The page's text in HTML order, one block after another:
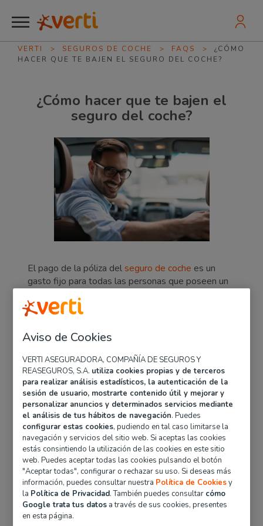
VERTI > SEGUROS DE COCHE > FAQS >
¿CÓMO
HACER QUE TE BAJEN EL SEGURO DEL COCHE?
¿Cómo hacer que te bajen el
seguro del coche?
El pago de la póliza delseguro de coche es un
gasto fijo para todas las personas que poseen un
trucos que permiten reducir su precio y dar un
respiro al presupuesto familiar. ¿Quieres saber
cómo hacer que te bajen el seguro del coche?
Entonces sigue leyendo, ¡aquí te lo contamos todo!
Trucos para conseguir
que te bajen el seguro
del coche
A continuación, te mencionamos algunos de los
trucos que puedes utilizar para bajar el precio del
seguro del coche:
Compara los precios que
Aviso de Cookies
VERTI ASEGURADORA, COMPAÑÍA DE SEGUROS Y
REASEGUROS, S.A. utiliza cookies propias y de terceros
para realizar análisis estadísticos, la autenticación de la
sesión de usuario, mostrarte contenido útil y mejorar y
personalizar anuncios y determinados servicios mediante
el análisis de tus hábitos de navegación. Puedes
configurar estas cookies, pudiendo en tal caso limitarse la
navegación y servicios del sitio web. Si aceptas las cookies
estás consintiendo la utilización de las cookies en este sitio
web. Puedes aceptar todas las cookies pulsando el botón
"Aceptar todas", configurar o rechazar su uso. Si deseas más
información, puedes consultar nuestra Política de Cookiesy
la Política de Privacidad. También puedes consultar cómo
Google trata tus datos a través de sus cookies, presentes
en esta página.